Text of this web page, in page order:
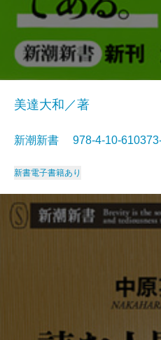
美達大和／著
新潮新書 978-4-10-
新書電子書籍あり